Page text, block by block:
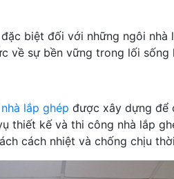
biệt đối với những ngôi nhà
về sự bền vững trong lối sống
nhà lắp ghép được xây dựng để
thiết kế và thi công nhà lắp
cách nhiệt và chống chịu